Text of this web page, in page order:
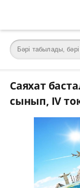
Саяхат
сынып, IV